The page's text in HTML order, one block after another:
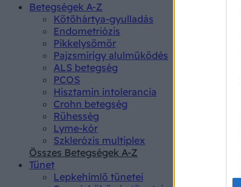
Betegségek A-Z
Kötőhártya-gyulladás
Endometriózis
Pikkelysömör
Pajzsmirigy alulműködés
ALS betegség
PCOS
Hisztamin intolerancia
Crohn betegség
Rühesség
Lyme-kór
Szklerózis multiplex
Összes Betegségek A-Z
Tünet
Lepkehimlő tünetei